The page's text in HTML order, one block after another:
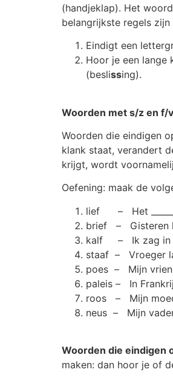
(handjeklap). Het
belangrijkste regels
Eindigt een
Hoor je een lange
(beslissing).
Woorden met s/z en f/
Woorden die eindigen
klank staat, verandert
krijgt, wordt
Oefening: maak de
lief – Het
brief – Gisteren
kalf – Ik zag in
staaf – Vroeger
poes – Mijn
paleis – In
roos – Mijn
neus – Mijn vader
Woorden die eindigen
maken: dan hoor je of